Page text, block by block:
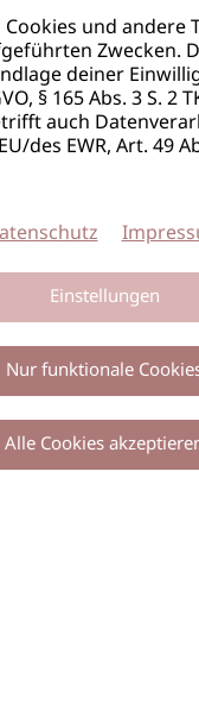
0
und andere
Zwecken.
deiner
§ 165 Abs. 3 S. 2
auch
des EWR, Art. 49
Einstellungen
Nur funktionale
Alle Cookies